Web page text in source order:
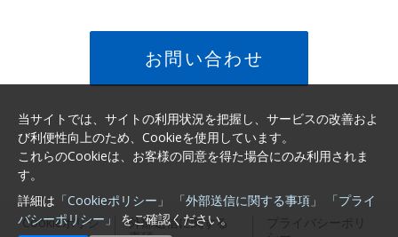
お問い合わせ
Cookieポリシ
外部送信に関する
プライバシーポリ
当サイトでは、サイトの利用状況を把握し、サービスの改善およ
び利便性向上のため、Cookieを使用しています。
これらのCookieは、お客様の同意を得た場合にのみ利用されま
す。
詳細は 「Cookieポリシー」 「外部送信に関する事項」
「プライ
バシーポリシー」
をご確認ください。